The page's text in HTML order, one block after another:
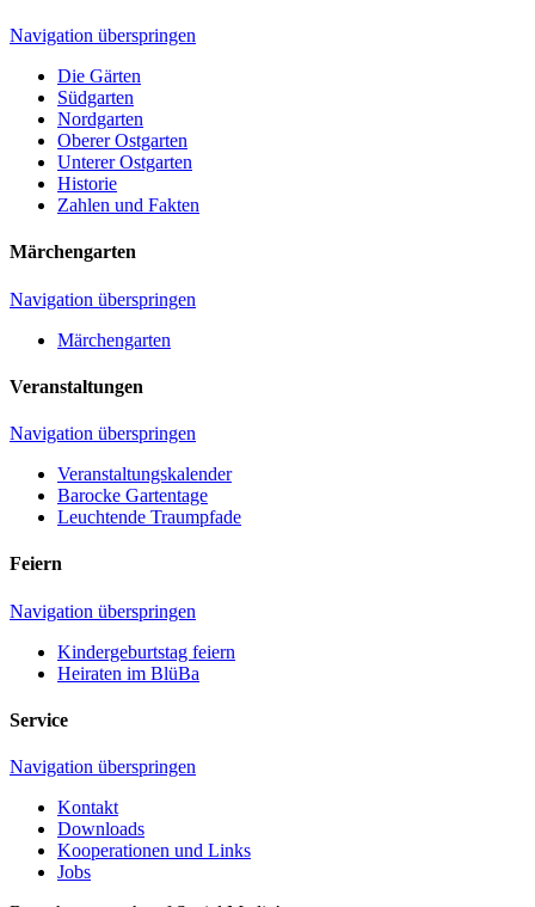
Navigation überspringen
Die Gärten
Südgarten
Nordgarten
Oberer Ostgarten
Unterer Ostgarten
Historie
Zahlen und Fakten
Märchengarten
Navigation überspringen
Märchengarten
Veranstaltungen
Navigation überspringen
Veranstaltungskalender
Barocke Gartentage
Leuchtende Traumpfade
Feiern
Navigation überspringen
Kindergeburtstag feiern
Heiraten im BlüBa
Service
Navigation überspringen
Kontakt
Downloads
Kooperationen und Links
Jobs